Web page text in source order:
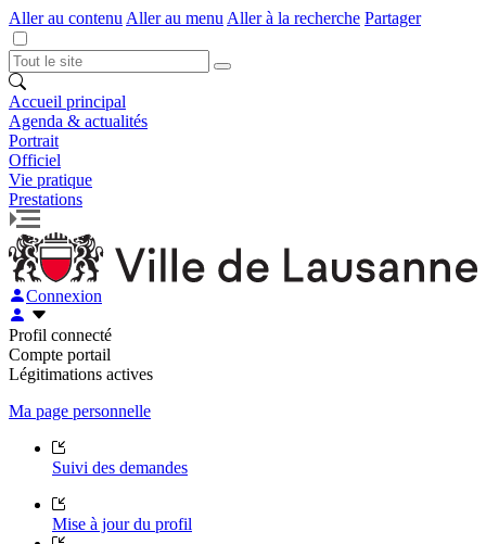
Aller au contenu Aller au menu Aller à la recherche Partager
Accueil principal
Agenda & actualités
Portrait
Officiel
Vie pratique
Prestations
Connexion
Profil connecté
Compte portail
Légitimations actives
Ma page personnelle
Suivi des demandes
Mise à jour du profil